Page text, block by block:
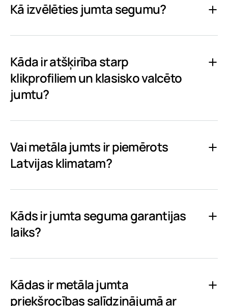
Kā izvēlēties jumta segumu?
Kāda ir atšķirība starp
klikprofiliem un klasisko valcēto
jumtu?
Vai metāla jumts ir piemērots
Latvijas klimatam?
Kāds ir jumta seguma garantijas
laiks?
Kādas ir metāla jumta
priekšrocības salīdzinājumā ar